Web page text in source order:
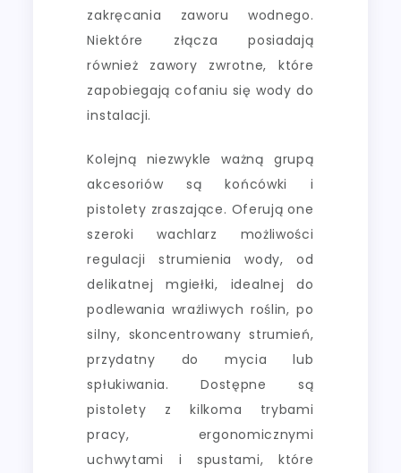
zakręcania zaworu wodnego.
Niektóre złącza posiadają
również zawory zwrotne, które
zapobiegają cofaniu się wody do
instalacji.
Kolejną niezwykle ważną grupą
akcesoriów są końcówki i
pistolety zraszające. Oferują one
szeroki wachlarz możliwości
regulacji strumienia wody, od
delikatnej mgiełki, idealnej do
podlewania wrażliwych roślin, po
silny, skoncentrowany strumień,
przydatny do mycia lub
spłukiwania. Dostępne są
pistolety z kilkoma trybami
pracy, ergonomicznymi
uchwytami i spustami, które